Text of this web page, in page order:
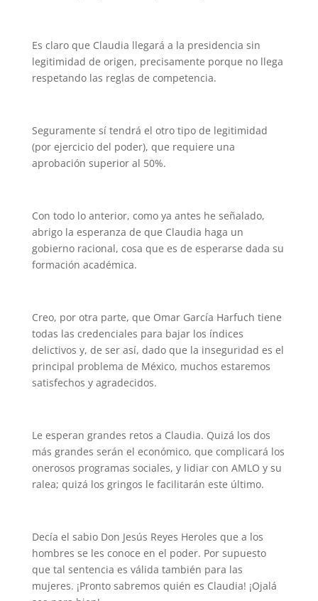
Es claro que Claudia llegará a la presidencia sin
legitimidad de origen, precisamente porque no llega
respetando las reglas de competencia.
Seguramente sí tendrá el otro tipo de legitimidad
(por ejercicio del poder), que requiere una
aprobación superior al 50%.
Con todo lo anterior, como ya antes he señalado,
abrigo la esperanza de que Claudia haga un
gobierno racional, cosa que es de esperarse dada su
formación académica.
Creo, por otra parte, que Omar García Harfuch tiene
todas las credenciales para bajar los índices
delictivos y, de ser así, dado que la inseguridad es el
principal problema de México, muchos estaremos
satisfechos y agradecidos.
Le esperan grandes retos a Claudia. Quizá los dos
más grandes serán el económico, que complicará los
onerosos programas sociales, y lidiar con AMLO y su
ralea; quizá los gringos le facilitarán este último.
Decía el sabio Don Jesús Reyes Heroles que a los
hombres se les conoce en el poder. Por supuesto
que tal sentencia es válida también para las
mujeres. ¡Pronto sabremos quién es Claudia! ¡Ojalá